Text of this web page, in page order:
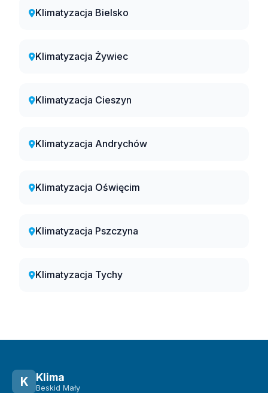
Klimatyzacja Bielsko
Klimatyzacja Żywiec
Klimatyzacja Cieszyn
Klimatyzacja Andrychów
Klimatyzacja Oświęcim
Klimatyzacja Pszczyna
Klimatyzacja Tychy
K Klima
Beskid Mały